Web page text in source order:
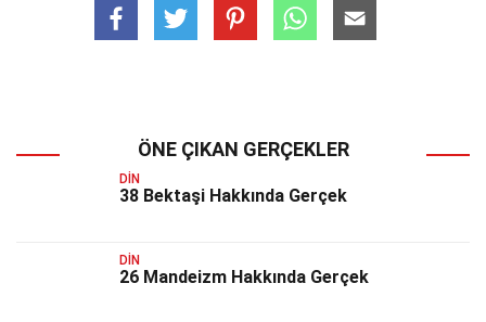
ÖNE ÇIKAN GERÇEKLER
DIN
38 Bektaşi Hakkında Gerçek
DIN
26 Mandeizm Hakkında Gerçek